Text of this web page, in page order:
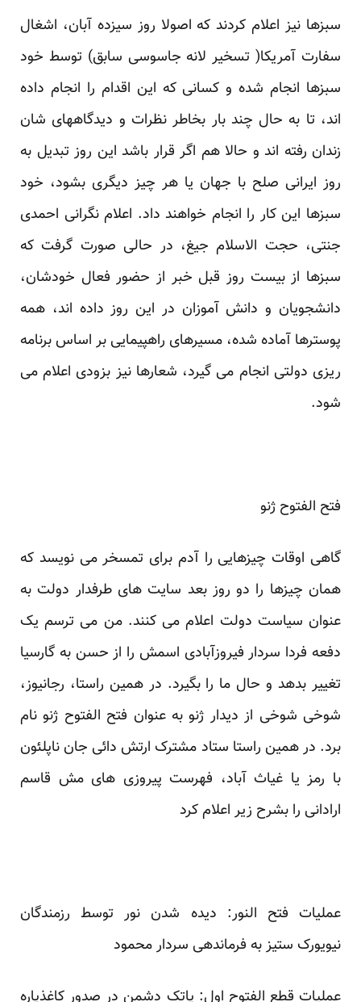
سبزها نیز اعلام کردند که اصولا روز سیزده آبان، اشغال
سفارت آمریکا( تسخیر لانه جاسوسی سابق) توسط خود
سبزها انجام شده و کسانی که این اقدام را انجام داده
اند، تا به حال چند بار بخاطر نظرات و دیدگاههای شان
زندان رفته اند و حالا هم اگر قرار باشد این روز تبدیل به
روز ایرانی صلح با جهان یا هر چیز دیگری بشود، خود
سبزها این کار را انجام خواهند داد. اعلام نگرانی احمدی
جنتی، حجت الاسلام جیغ، در حالی صورت گرفت که
سبزها از بیست روز قبل خبر از حضور فعال خودشان،
دانشجویان و دانش آموزان در این روز داده اند، همه
پوسترها آماده شده، مسیرهای راهپیمایی بر اساس برنامه
ریزی دولتی انجام می گیرد، شعارها نیز بزودی اعلام می
شود.
فتح الفتوح ژنو
گاهی اوقات چیزهایی را آدم برای تمسخر می نویسد که
همان چیزها را دو روز بعد سایت های طرفدار دولت به
عنوان سیاست دولت اعلام می کنند. من می ترسم یک
دفعه فردا سردار فیروزآبادی اسمش را از حسن به گارسیا
تغییر بدهد و حال ما را بگیرد. در همین راستا، رجانیوز،
شوخی شوخی از دیدار ژنو به عنوان فتح الفتوح ژنو نام
برد. در همین راستا ستاد مشترک ارتش دائی جان ناپلئون
با رمز یا غیاث آباد، فهرست پیروزی های مش قاسم
ارادانی را بشرح زیر اعلام کرد
عملیات فتح النور: دیده شدن نور توسط رزمندگان
نیویورک ستیز به فرماندهی سردار محمود
عملیات قطع الفتوح اول: پاتک دشمن در صدور کاغذپاره